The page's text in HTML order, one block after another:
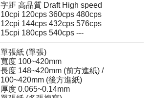
字距 高品質 Draft High speed
10cpi 120cps 360cps 480cps
12cpi 144cps 432cps 576cps
15cpi 180cps 540cps ---
單張紙 (單張)
寬度 100~420mm
長度 148~420mm (前方進紙) /
100~420mm (後方進紙)
厚度 0.065~0.14mm